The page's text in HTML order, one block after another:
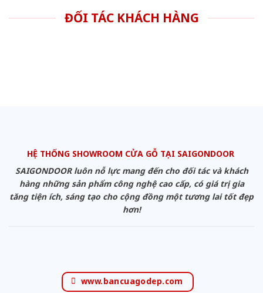
ĐỐI TÁC KHÁCH HÀNG
HỆ THỐNG SHOWROOM CỬA GỖ TẠI SAIGONDOOR
SAIGONDOOR luôn nỗ lực mang đến cho đối tác và khách
hàng những sản phẩm công nghệ cao cấp, có giá trị gia
tăng tiện ích, sáng tạo cho cộng đồng một tương lai tốt đẹp
hơn!
www.bancuagodep.com